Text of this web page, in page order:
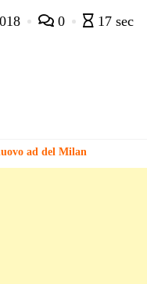
0
17 sec
ad del Milan